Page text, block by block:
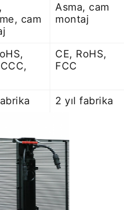
cam
Asma, cam
montaj
CE, RoHS,
FCC
2 yıl fabrika